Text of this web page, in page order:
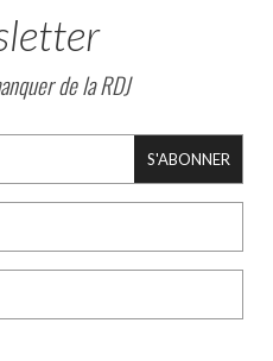
de la RDJ
S'ABONNER